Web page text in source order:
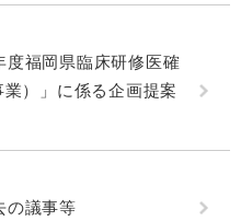
度福岡県臨床研修医確
）」に係る企画提案
議事等